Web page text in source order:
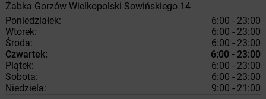
Żabka Gorzów Wielkopolski Sowińskiego 14
Poniedziałek:
6:00 - 23:00
Wtorek:
6:00 - 23:00
Środa:
6:00 - 23:00
Czwartek:
6:00 - 23:00
Piątek:
6:00 - 23:00
Sobota:
6:00 - 23:00
Niedziela:
9:00 - 21:00